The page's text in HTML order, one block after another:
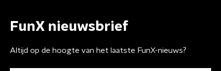
FunX nieuwsbrief
Altijd op de hoogte van het laatste FunX-nieuws?